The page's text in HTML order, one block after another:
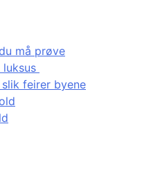
må prøve
slik feirer byene